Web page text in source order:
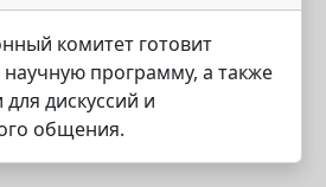
комитет готовит
программу, а также
дискуссий и
общения.